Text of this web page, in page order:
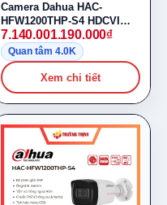
Camera Dahua HAC-
HFW1200THP-S4 HDCVI
2MP Full HD
7.140.001.190.000₫
Quan tâm 4.0K
Xem chi tiết